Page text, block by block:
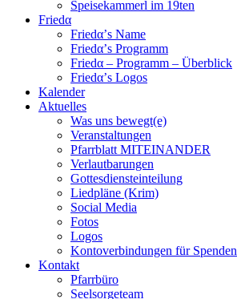
Speisekammerl im 19ten
Friedα
Friedα’s Name
Friedα’s Programm
Friedα – Programm – Überblick
Friedα’s Logos
Kalender
Aktuelles
Was uns bewegt(e)
Veranstaltungen
Pfarrblatt MITEINANDER
Verlautbarungen
Gottesdiensteinteilung
Liedpläne (Krim)
Social Media
Fotos
Logos
Kontoverbindungen für Spenden
Kontakt
Pfarrbüro
Seelsorgeteam